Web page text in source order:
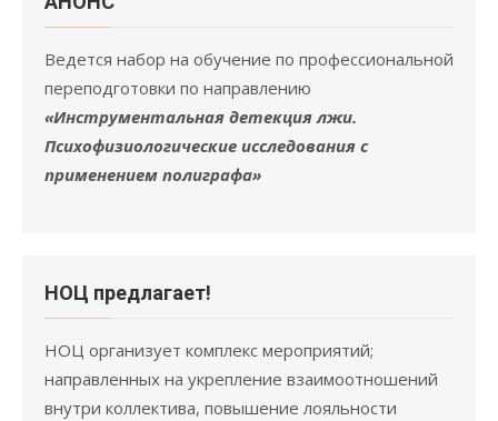
Ведется набор на обучение по профессиональной
переподготовки по направлению
«Инструментальная детекция лжи.
Психофизиологические исследования с
применением полиграфа»
НОЦ предлагает!
НОЦ организует комплекс мероприятий;
направленных на укрепление взаимоотношений
внутри коллектива, повышение лояльности